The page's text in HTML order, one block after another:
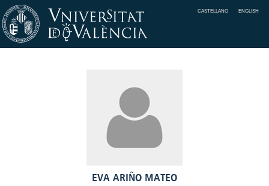
CASTELLANO ENGLISH
EVA ARIÑO MATEO